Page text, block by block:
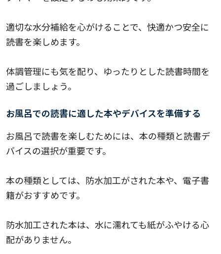
適切な水分補給を心がけることで、快適かつ安全に
読書を楽しめます。
体調管理にも気を配り、ゆったりとした読書時間を
過ごしましょう。
お風呂での読書に適した本やデバイスを準備する
お風呂で読書を楽しむためには、本の種類と読書デ
バイスの選択が重要です。
本の種類としては、防水加工がされた本や、電子書
籍がおすすめです。
防水加工された本は、水に濡れても紙がふやける心
配がありません。